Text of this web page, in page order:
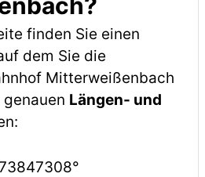
finden Sie einen
dem Sie die
Mitterweißenbach
genauen Längen- und